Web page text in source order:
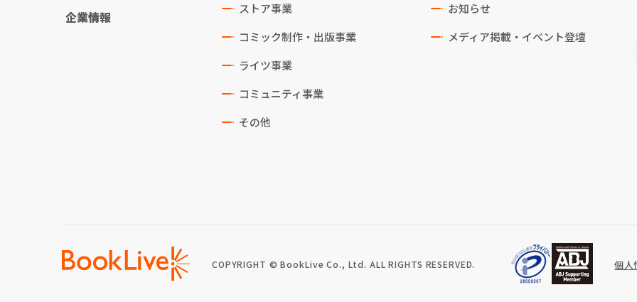
企業情報
ストア事業
コミック制作・出版事業
ライツ事業
コミュニティ事業
その他
お知らせ
メディア掲載・イベント登壇
COPYRIGHT © BookLive Co., Ltd. ALL RIGHTS RESERVED. 個人